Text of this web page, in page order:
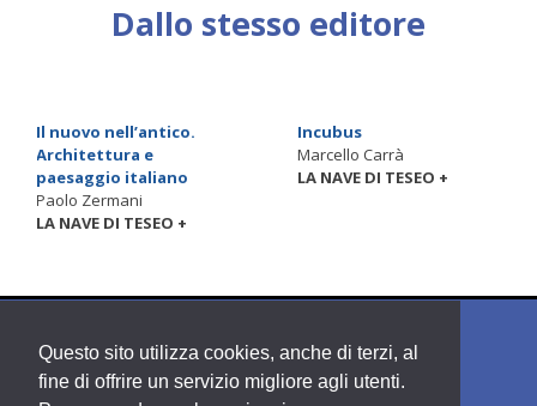
Questo sito utilizza cookies, anche di terzi, al
fine di offrire un servizio migliore agli utenti.
Dallo stesso editore
Il nuovo nell’antico.
Architettura e
paesaggio italiano
Paolo Zermani
LA NAVE DI TESEO +
Incubus
Marcello Carrà
LA NAVE DI TESEO +